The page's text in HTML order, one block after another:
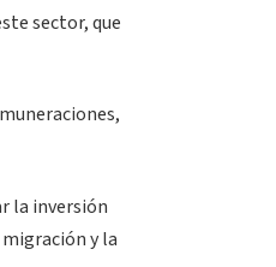
sector, que
la inversión
y la